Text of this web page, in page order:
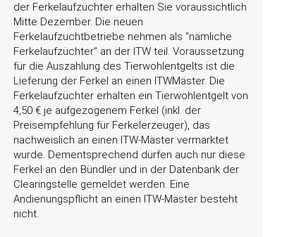
der Ferkelaufzüchter erhalten Sie voraussichtlich
Mitte Dezember. Die neuen
Ferkelaufzuchtbetriebe nehmen als
nämliche
Ferkelaufzüchter an der ITW teil. Voraussetzung
für die Auszahlung des Tierwohlentgelts ist die
Lieferung der Ferkel an einen ITWMäster. Die
Ferkelaufzüchter erhalten ein Tierwohlentgelt von
4,50 € je aufgezogenem Ferkel (inkl. der
Preisempfehlung für Ferkelerzeuger), das
nachweislich an einen ITW-Mäster vermarktet
wurde. Dementsprechend dürfen auch nur diese
Ferkel an den Bündler und in der Datenbank der
Clearingstelle gemeldet werden. Eine
Andienungspflicht an einen ITW-Mäster besteht
nicht.